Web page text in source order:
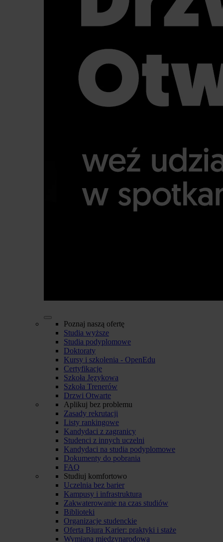
Poznaj naszą ofertę
Studia wyższe
Studia podyplomowe
Doktoraty
Kursy i szkolenia - OpenEdu
Certyfikacje
Szkoła Językowa
Szkoła Trenerów
Drzwi Otwarte
Aplikuj bez problemu
Zasady rekrutacji
Listy rankingowe
Kandydaci z zagranicy
Studenci z innych uczelni
Kandydaci na studia podyplomowe
Dokumenty do pobrania
FAQ
Studiuj komfortowo
Uczelnia bez barier
Kampusy i infrastruktura
Zakwaterowanie na czas studiów
Biblioteki
Organizacje studenckie
Oferta Biura Karier: praktyki i staże
Wymiana międzynarodowa